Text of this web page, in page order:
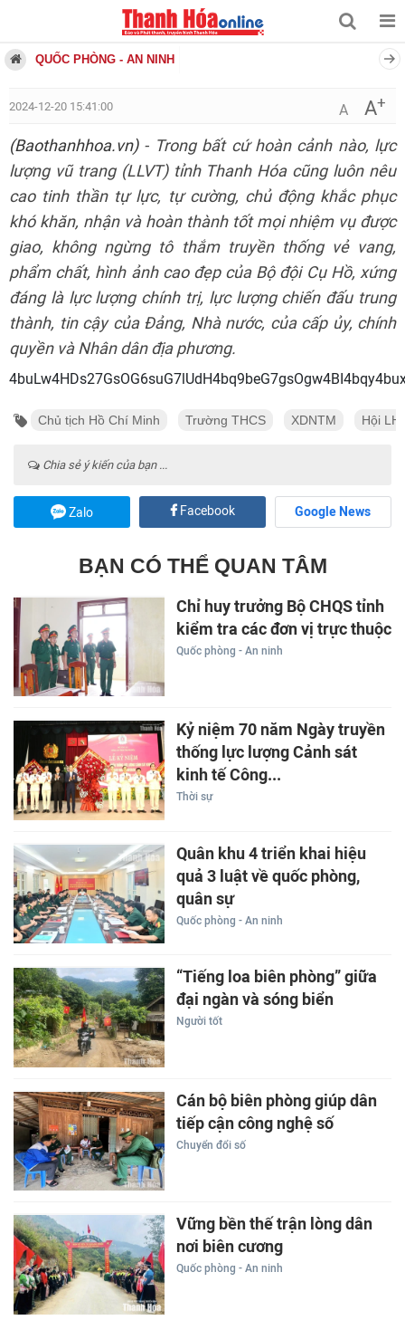
QUỐC PHÒNG - AN NINH
2024-12-20 15:41:00 A A+
(Baothanhhoa.vn)- Trong bất cứ hoàn cảnh nào, lực
lượng vũ trang (LLVT) tỉnh Thanh Hóa cũng luôn nêu
cao tinh thần tự lực, tự cường, chủ động khắc phục
khó khăn, nhận và hoàn thành tốt mọi nhiệm vụ được
giao, không ngừng tô thắm truyền thống vẻ vang,
phẩm chất, hình ảnh cao đẹp của Bộ đội Cụ Hồ, xứng
đáng là lực lượng chính trị, lực lượng chiến đấu trung
thành, tin cậy của Đảng, Nhà nước, của cấp ủy, chính
quyền và Nhân dân địa phương.
Chủ tịch Hồ Chí Minh Trường THCS XDNTM Hội
Chia sẻ ý kiến của bạn ...
Zalo Facebook Google News
BẠN CÓ THỂ QUAN TÂM
Chỉ huy trưởng Bộ CHQS tỉnh
kiểm tra các đơn vị trực thuộc
Quốc phòng - An ninh
Kỷ niệm 70 năm Ngày truyền
thống lực lượng Cảnh sát
kinh tế Công...
Thời sự
Quân khu 4 triển khai hiệu
quả 3 luật về quốc phòng,
quân sự
Quốc phòng - An ninh
“Tiếng loa biên phòng” giữa
đại ngàn và sóng biển
Người tốt
Cán bộ biên phòng giúp dân
tiếp cận công nghệ số
Chuyển đổi số
Vững bền thế trận lòng dân
nơi biên cương
Quốc phòng - An ninh